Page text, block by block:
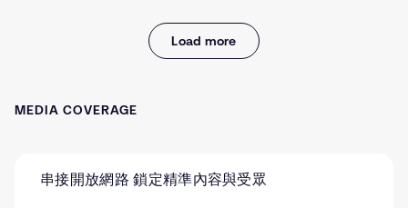
Load more
MEDIA COVERAGE
串接開放網路 鎖定精準內容與受眾